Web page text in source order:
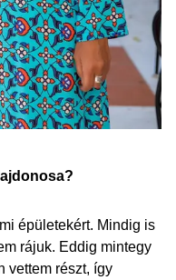
épületekért. Mindig is
rájuk. Eddig mintegy
vettem részt, így